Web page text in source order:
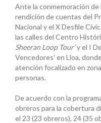
Ante la conmemoración
rendición de cuentas del
Nacional y el X Desfile
las calles del Centro
Sheeran Loop Tour’y el I
Vencedores’ en Lloa,
atención focalizado en
personas.
De acuerdo con la
obreros para la cobertura
el 23 (23 obreros), 24 (35